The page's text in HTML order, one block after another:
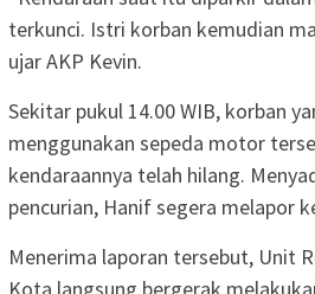
terkunci. Istri korban kemudian
ujar AKP Kevin.
Sekitar pukul 14.00 WIB, korban
menggunakan sepeda motor
kendaraannya telah hilang.
pencurian, Hanif segera melapor
Menerima laporan tersebut, Unit